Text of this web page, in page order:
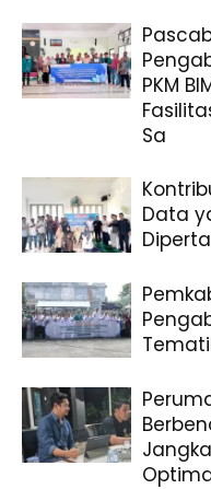
PKM
Sa
Data